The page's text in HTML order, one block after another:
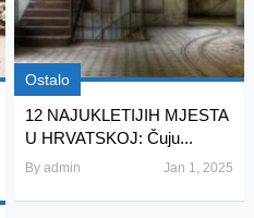
Ostalo
12 NAJUKLETIJIH MJESTA
U HRVATSKOJ: Čuju...
Byadmin Jan 1, 2025